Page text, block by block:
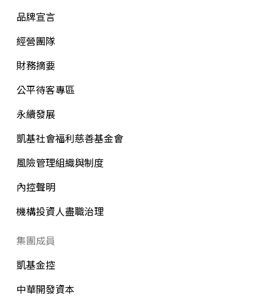
品牌宣言
經營團隊
財務摘要
公平待客專區
永續發展
凱基社會福利慈善基金會
風險管理組織與制度
內控聲明
機構投資人盡職治理
集團成員
凱基金控
中華開發資本